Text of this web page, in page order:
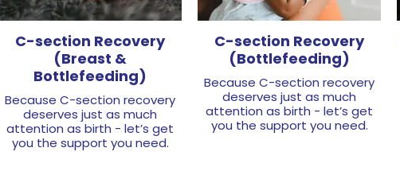
C-section Recovery
(Breast &
Bottlefeeding)
Because C-section recovery
deserves just as much
attention as birth - let’s get
you the support you need.
C-section Recovery
(Bottlefeeding)
Because C-section recovery
deserves just as much
attention as birth - let’s get
you the support you need.